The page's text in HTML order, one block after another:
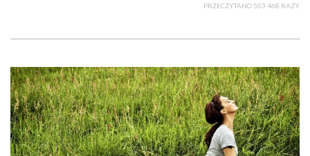
PRZECZYTANO 503 468 RAZY